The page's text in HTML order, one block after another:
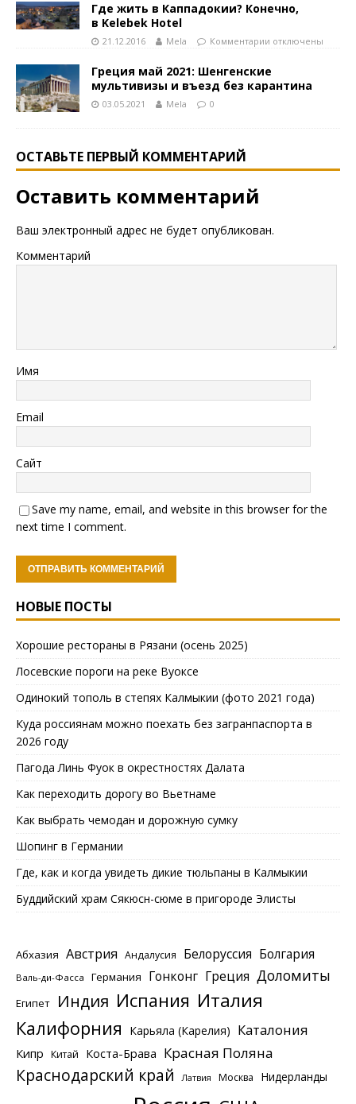
Где жить в Каппадокии? Конечно,
в Kelebek Hotel
21.12.2016 Mela Комментарии отключены
Греция май 2021: Шенгенские
мультивизы и въезд без карантина
03.05.2021 Mela 0
ОСТАВЬТЕ ПЕРВЫЙ КОММЕНТАРИЙ
Оставить комментарий
Ваш электронный адрес не будет опубликован.
Комментарий
Имя
Email
Сайт
Save my name, email, and website in this browser for the
next time I comment.
НОВЫЕ ПОСТЫ
Хорошие рестораны в Рязани (осень 2025)
Лосевские пороги на реке Вуоксе
Одинокий тополь в степях Калмыкии (фото 2021 года)
Куда россиянам можно поехать без загранпаспорта в
2026 году
Пагода Линь Фуок в окрестностях Далата
Как переходить дорогу во Вьетнаме
Как выбрать чемодан и дорожную сумку
Шопинг в Германии
Где, как и когда увидеть дикие тюльпаны в Калмыкии
Буддийский храм Сякюсн-сюме в пригороде Элисты
Абхазия Австрия Андалусия Белоруссия Болгария
Валь-ди-Фасса Германия Гонконг Греция Доломиты
Египет Индия Испания Италия
Калифорния Карьяла (Карелия) Каталония
Кипр Китай Коста-Брава Красная Поляна
Краснодарский край Латвия Москва Нидерланды